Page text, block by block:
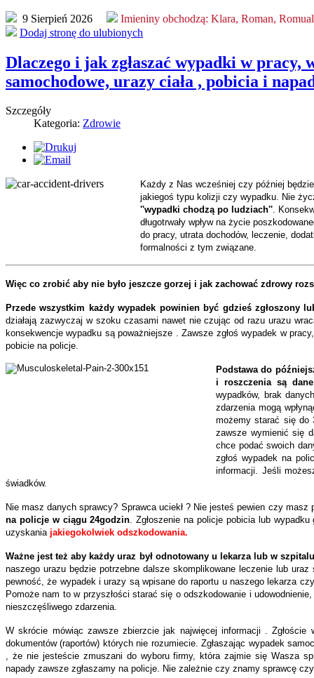
9 Sierpień 2026 Imieniny obchodzą: Klara, Roman,
Dodaj stronę do ulubionych
Dlaczego i jak zgłaszać wypadki w pracy,
samochodowe, urazy ciała , pobicia i
Szczegóły
Kategoria: Zdrowie
Każdy z Nas wcześniej czy później
jakiegoś typu kolizji czy wypadku. Nie
''wypadki chodzą po ludziach''.
długotrwały wpływ na życie
do pracy, utrata dochodów, leczenie,
formalności z tym związane.
Więc co zrobić aby nie było jeszcze gorzej i jak zachować zdrowy
Przede wszystkim każdy wypadek powinien być gdzieś zgłoszony
działają zazwyczaj w szoku czasami nawet nie czując od razu urazu
konsekwencje wypadku są poważniejsze . Zawsze zgłoś wypadek w
pobicie na policje.
Podstawa do
i roszczenia są
wypadków, brak
zdarzenia mogą
możemy starać się do
zawsze wymienić się
chce podać swoich
zgłoś wypadek na
informacji. Jeśli
świadków.
Nie masz danych sprawcy? Sprawca uciekł ? Nie jesteś pewien czy
na policje w ciągu 24godzin. Zgłoszenie na policje pobicia lub
uzyskania jakiegokolwiek odszkodowania.
Ważne jest też aby każdy uraz był odnotowany u lekarza lub w
naszego urazu będzie potrzebne dalsze skomplikowane leczenie lub
pewność, że wypadek i urazy są wpisane do raportu u naszego lekarza
Pomoże nam to w przyszłości starać się o odszkodowanie i
nieszczęśliwego zdarzenia.
W skrócie mówiąc zawsze zbierzcie jak najwięcej informacji . Zgłoście
dokumentów (raportów) których nie rozumiecie. Zgłaszając wypadek
, że nie jesteście zmuszani do wyboru firmy, która zajmie się Wasza
napady zawsze zgłaszamy na policje. Nie zależnie czy znamy sprawcę